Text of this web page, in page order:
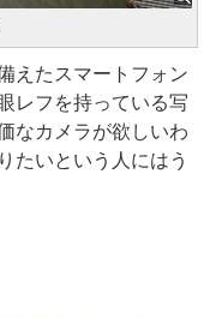
えたスマートフォン
レフを持っている写
なカメラが欲しいわ
たいという人にはう